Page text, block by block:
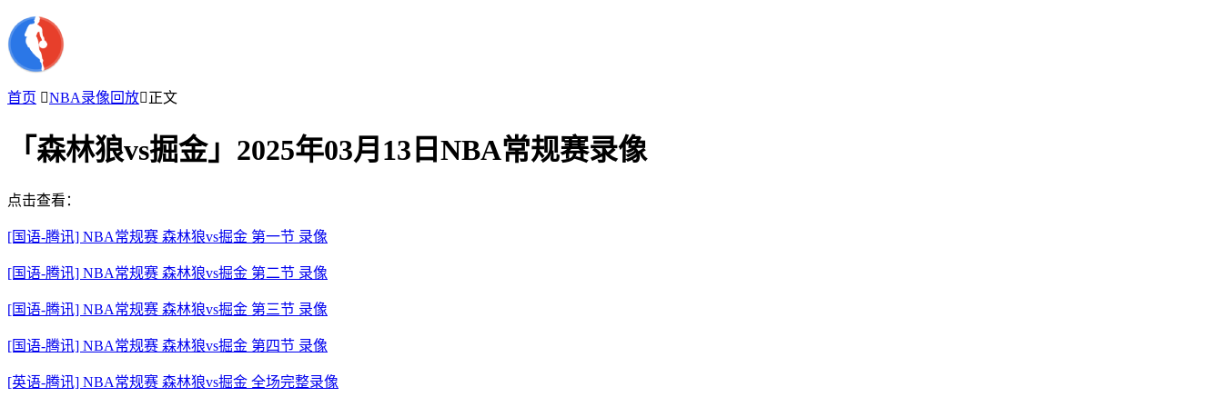
首页 NBA录像回放正文
「森林狼vs掘金」2025年03月13日NBA常规赛录像
点击查看：
[国语-腾讯] NBA常规赛 森林狼vs掘金 第一节 录像
[国语-腾讯] NBA常规赛 森林狼vs掘金 第二节 录像
[国语-腾讯] NBA常规赛 森林狼vs掘金 第三节 录像
[国语-腾讯] NBA常规赛 森林狼vs掘金 第四节 录像
[英语-腾讯] NBA常规赛 森林狼vs掘金 全场完整录像